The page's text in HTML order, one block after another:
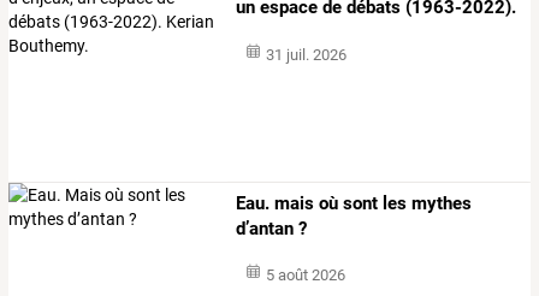
un espace de débats (1963-2022).
31 juil. 2026
Eau. mais où sont les mythes
d’antan ?
5 août 2026